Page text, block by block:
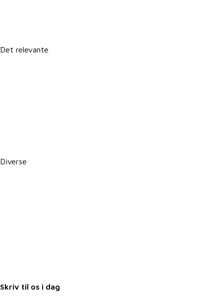
Det relevante
Diverse
Skriv til os i dag